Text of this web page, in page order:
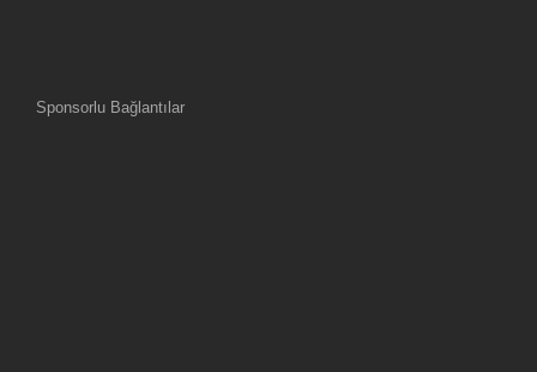
Sponsorlu Bağlantılar